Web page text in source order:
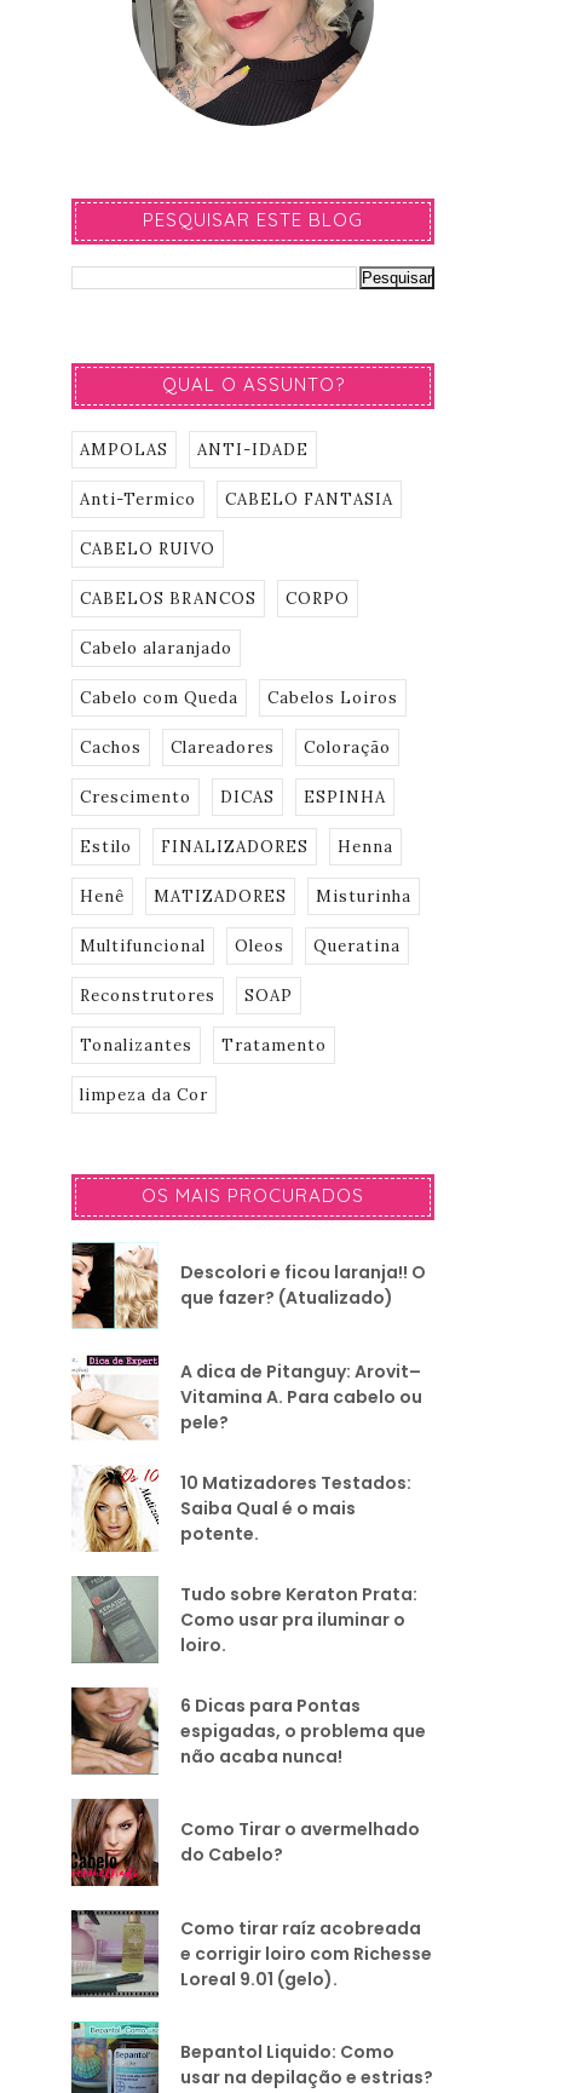
PESQUISAR ESTE BLOG
QUAL O ASSUNTO?
AMPOLAS ANTI-IDADE
Anti-Termico CABELO FANTASIA
CABELO RUIVO
CABELOS BRANCOS CORPO
Cabelo alaranjado
Cabelo com Queda Cabelos Loiros
Cachos Clareadores Coloração
Crescimento DICAS ESPINHA
Estilo FINALIZADORES Henna
Henê MATIZADORES Misturinha
Multifuncional Oleos Queratina
Reconstrutores SOAP
Tonalizantes Tratamento
limpeza da Cor
OS MAIS PROCURADOS
Descolori e ficou laranja!! O
que fazer? (Atualizado)
A dica de Pitanguy: Arovit–
Vitamina A. Para cabelo ou
pele?
10 Matizadores Testados:
Saiba Qual é o mais
potente.
Tudo sobre Keraton Prata:
Como usar pra iluminar o
loiro.
6 Dicas para Pontas
espigadas, o problema que
não acaba nunca!
Como Tirar o avermelhado
do Cabelo?
Como tirar raíz acobreada
e corrigir loiro com Richesse
Loreal 9.01 (gelo).
Bepantol Liquido: Como
usar na depilação e estrias?